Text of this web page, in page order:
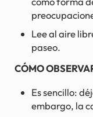
Lee al aire
paseo.
CÓMO
Es sencillo:
embargo, la